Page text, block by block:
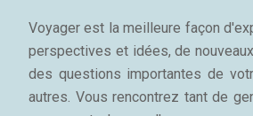
Voyager est la meilleure façon
perspectives et idées, de
des questions importantes de
autres. Vous rencontrez tant de